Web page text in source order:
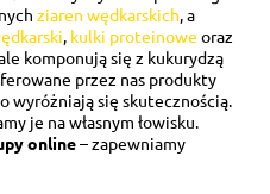
ziaren wędkarskich, a
, kulki proteinowe oraz
komponują się z kukurydzą
przez nas produkty
wyróżniają się skutecznością.
je na własnym łowisku.
online– zapewniamy